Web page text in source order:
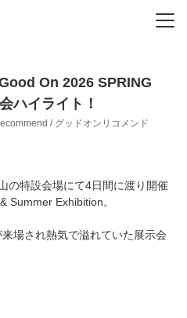
On 2026 SPRING
ハイライト！
/ グッドオンリコメンド
の特設会場にて4日間に渡り開催
Summer Exhibition。
場され熱気で溢れていた展示会